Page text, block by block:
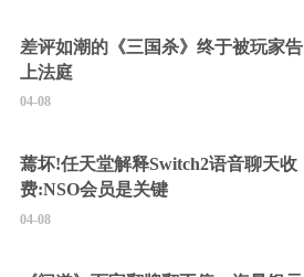
差评如潮的《三国杀》终于被玩家告
上法庭
04-08
蔫坏!任天堂解释Switch2语音聊天收
费:NSO会员是关键
04-08